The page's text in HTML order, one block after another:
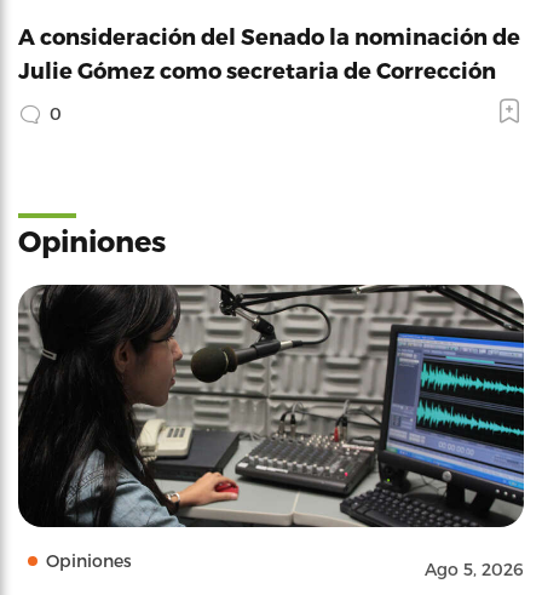
A consideración del Senado la nominación de
Julie Gómez como secretaria de Corrección
0
Opiniones
Opiniones Ago 5, 2026